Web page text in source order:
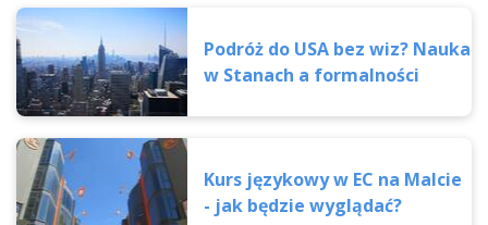
Podróż do USA bez wiz? Nauka
w Stanach a formalności
Kurs językowy w EC na Malcie
- jak będzie wyglądać?